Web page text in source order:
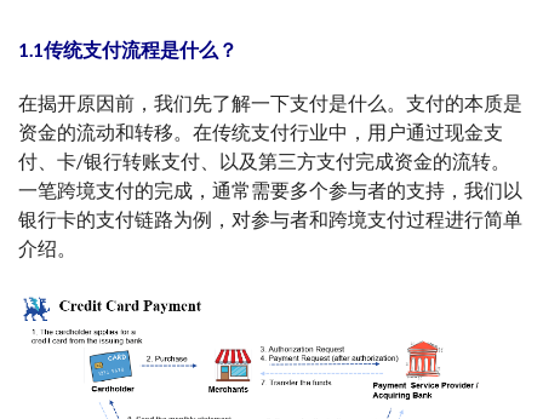
1.1传统支付流程是什么？
在揭开原因前，我们先了解一下支付是什么。支付的本质是
资金的流动和转移。在传统支付行业中，用户通过现金支
付、卡/银行转账支付、以及第三方支付完成资金的流转。
一笔跨境支付的完成，通常需要多个参与者的支持，我们以
银行卡的支付链路为例，对参与者和跨境支付过程进行简单
介绍。